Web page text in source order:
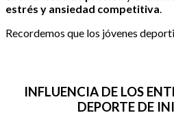
estrés y ansiedad competitiva.
Recordemos que los jóvenes
INFLUENCIA DE LOS
DEPORTE DE